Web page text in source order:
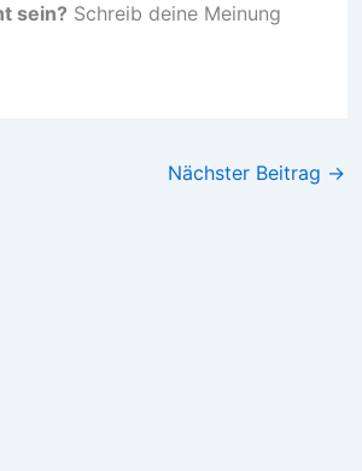
sein? Schreib deine Meinung
Nächster Beitrag →